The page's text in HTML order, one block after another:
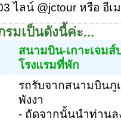
ไลน์ @jctour หรือ อีเ
รมเป็นดังนี้ค่ะ...
สนามบิน-เกาะเจม
โรงแรมที่พัก
รถรับจากสนามบินภู
พังงา
- ถัดจากนั้นนำท่านล